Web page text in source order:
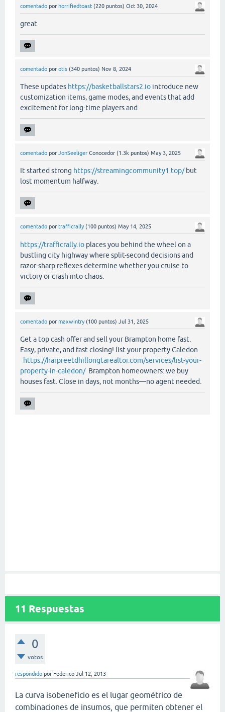
comentado por horrifiedtoast (220 puntos) Oct 30, 2024
great
comentado por otis (340 puntos) Nov 8, 2024
These updates https://basketballstars2.io introduce new
customization items, game modes, and events that add
excitement for long-time players and
comentado por JonSeeliger Conocedor (1.3k puntos) May 3, 2025
It started strong https://streamingcommunity1.top/but
lost momentum halfway.
comentado por trafficrally (100 puntos) May 14, 2025
https://trafficrally.io places you behind the wheel on a
bustling city highway where split-second decisions and
razor-sharp reflexes determine whether you cruise to
victory or crash into chaos.
comentado por maxwintry (100 puntos) Jul 31, 2025
Get a top cash offer and sell your Brampton home fast.
Easy, private, and fast closing! list your property Caledon
https://harpreetdhillongtarealtor.com/services/list-your-
property-in-caledon/Brampton homeowners: we buy
houses fast. Close in days, not months—no agent needed.
11 Respuestas
0
votos
respondido por Federico Jul 12, 2013
La curva isobeneficio es el lugar geométrico de
combinaciones de insumos, que permiten obtener el